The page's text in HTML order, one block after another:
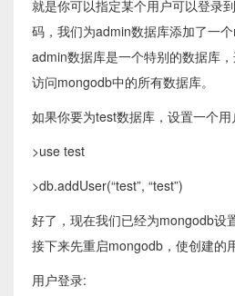
就是你可以指定某个用户可以登录
码，我们为admin数据库添加了一
admin数据库是一个特别的数据库
访问mongodb中的所有数据库。
如果你要为test数据库，设置一个用
>use test
>db.addUser(“test”, “test”)
好了，现在我们已经为mongodb设
接下来先重启mongodb，使创建的
用户登录: